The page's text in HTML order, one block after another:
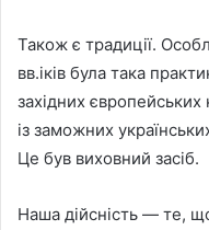
Також є традицiї.
вв.iкiв була така
захiдних
iз заможних
Це був виховний засiб.
Наша дiйснiсть — те,